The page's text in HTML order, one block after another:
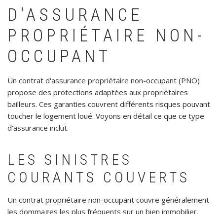
D'ASSURANCE
PROPRIÉTAIRE NON-
OCCUPANT
Un contrat d'assurance propriétaire non-occupant (PNO)
propose des protections adaptées aux propriétaires
bailleurs. Ces garanties couvrent différents risques pouvant
toucher le logement loué. Voyons en détail ce que ce type
d'assurance inclut.
LES SINISTRES
COURANTS COUVERTS
Un contrat propriétaire non-occupant couvre généralement
les dommages les plus fréquents sur un bien immobilier.